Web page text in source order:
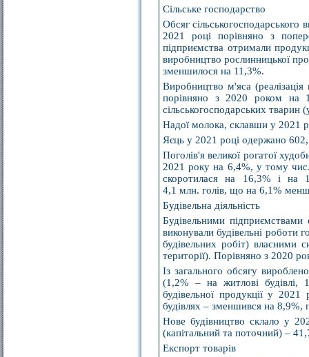
Сільське господарство
Обсяг сільськогосподарського
2021 році порівняно з
підприємства отримали
виробництво рослинницької
зменшилося на 11,3%.
Виробництво м'яса
порівняно з 2020 роком на
сільськогосподарських
Надої молока, склавши у 2021
Яєць у 2021 році одержано
Поголів'я великої рогатої
2021 року на 6,4%, у тому
скоротилася на 16,3% і на
4,1 млн. голів, що на 6,1%
Будівельна діяльність
Будівельними
виконували будівельні роботи
будівельних робіт) власними
території). Порівняно з 2020
Із загального обсягу
(1,2% – на житлові будівлі,
будівельної продукції у
будівлях – зменшився на
Нове будівництво склало у
(капітальний та поточний) –
Експорт товарів